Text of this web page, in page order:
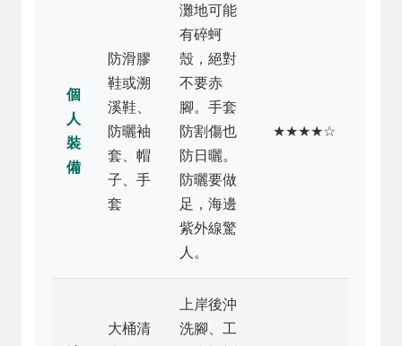
個
人
裝
備
防滑膠
鞋或溯
溪鞋、
防曬袖
套、帽
子、手
套
灘地可能
有碎蚵
殼，絕對
不要赤
腳。手套
防割傷也
防日曬。
防曬要做
足，海邊
紫外線驚
人。
★★★★☆
大桶清
上岸後沖
洗腳、工